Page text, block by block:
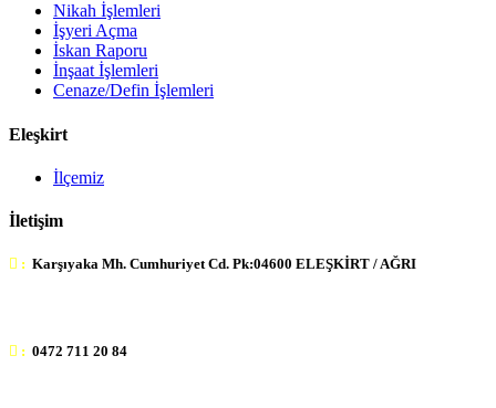
Nikah İşlemleri
İşyeri Açma
İskan Raporu
İnşaat İşlemleri
Cenaze/Defin İşlemleri
Eleşkirt
İlçemiz
İletişim
: Karşıyaka Mh. Cumhuriyet Cd. Pk:04600 ELEŞKİRT / AĞRI
: 0472 711 20 84